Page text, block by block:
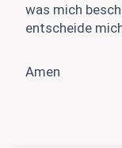
was mich
entscheide
Amen